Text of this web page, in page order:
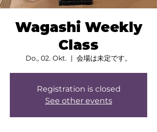
Wagashi Weekly
Class
Do., 02. Okt.
  |
会場は未定です。
Registration is closed
See other events